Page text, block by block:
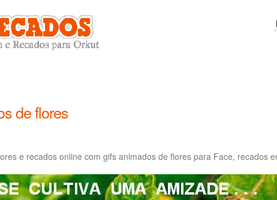
de flores
e recados online com gifs animados de flores para Face, recados